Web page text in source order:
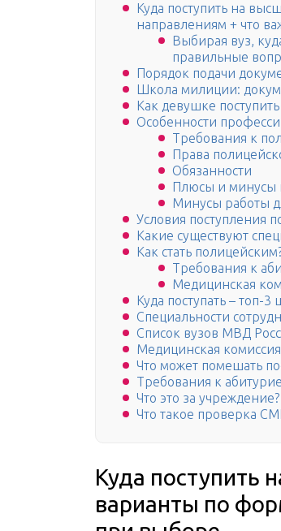
Куда поступить на
направлениям + что
Выбирая вуз,
правильные
Порядок подачи
Школа милиции:
Как девушке
Особенности
Требования к
Права
Обязанности
Плюсы и минусы
Минусы работы
Условия поступления
Какие существуют
Как стать
Требования к
Медицинская
Куда поступать – топ-3
Специальности
Список вузов МВД
Медицинская комиссия
Что может помешать
Требования к
Что это за учреждение?
Что такое проверка
Куда поступить
варианты по